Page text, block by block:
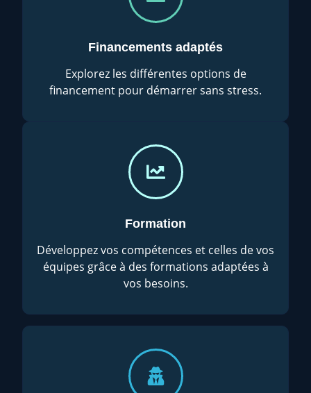
Financements adaptés
Explorez les différentes options de
financement pour démarrer sans stress.
Formation
Développez vos compétences et celles de vos
équipes grâce à des formations adaptées à
vos besoins.